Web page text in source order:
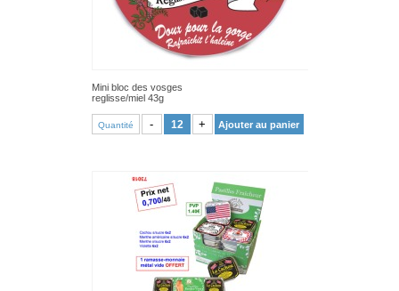
Mini bloc des vosges
reglisse/miel 43g
Quantité - + Ajouter au panier